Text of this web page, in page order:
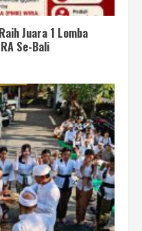
Juara 1 Lomba
Se-Bali